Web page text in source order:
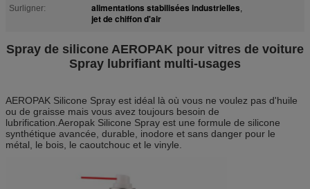
Surligner: alimentations stabilisées industrielles,
jet de chiffon d'air
Spray de silicone AEROPAK pour vitres de voiture
Spray lubrifiant multi-usages
AEROPAK Silicone Spray est idéal là où vous ne voulez pas d'huile
ou de graisse mais vous avez toujours besoin de
lubrification.Aeropak Silicone Spray est une formule de silicone
synthétique avancée, durable, inodore et sans danger pour le
métal, le bois, le caoutchouc et le vinyle.